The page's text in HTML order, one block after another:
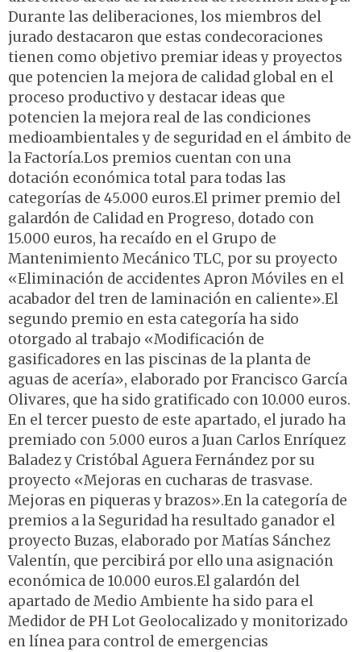
Durante las deliberaciones, los miembros del
jurado destacaron que estas condecoraciones
tienen como objetivo premiar ideas y proyectos
que potencien la mejora de calidad global en el
proceso productivo y destacar ideas que
potencien la mejora real de las condiciones
medioambientales y de seguridad en el ámbito de
la Factoría.Los premios cuentan con una
dotación económica total para todas las
categorías de 45.000 euros.El primer premio del
galardón de Calidad en Progreso, dotado con
15.000 euros, ha recaído en el Grupo de
Mantenimiento Mecánico TLC, por su proyecto
«Eliminación de accidentes Apron Móviles en el
acabador del tren de laminación en caliente».El
segundo premio en esta categoría ha sido
otorgado al trabajo «Modificación de
gasificadores en las piscinas de la planta de
aguas de acería», elaborado por Francisco García
Olivares, que ha sido gratificado con 10.000 euros.
En el tercer puesto de este apartado, el jurado ha
premiado con 5.000 euros a Juan Carlos Enríquez
Baladez y Cristóbal Aguera Fernández por su
proyecto «Mejoras en cucharas de trasvase.
Mejoras en piqueras y brazos».En la categoría de
premios a la Seguridad ha resultado ganador el
proyecto Buzas, elaborado por Matías Sánchez
Valentín, que percibirá por ello una asignación
económica de 10.000 euros.El galardón del
apartado de Medio Ambiente ha sido para el
Medidor de PH Lot Geolocalizado y monitorizado
en línea para control de emergencias